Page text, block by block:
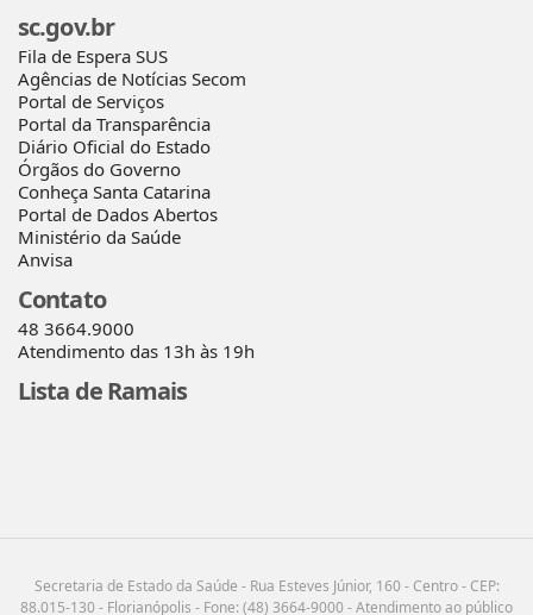
sc.gov.br
Fila de Espera SUS
Agências de Notícias Secom
Portal de Serviços
Portal da Transparência
Diário Oficial do Estado
Órgãos do Governo
Conheça Santa Catarina
Portal de Dados Abertos
Ministério da Saúde
Anvisa
Contato
48 3664.9000
Atendimento das 13h às 19h
Lista de Ramais
Secretaria de Estado da Saúde - Rua Esteves Júnior, 160 - Centro - CEP:
88.015-130 - Florianópolis - Fone: (48) 3664-9000 - Atendimento ao público